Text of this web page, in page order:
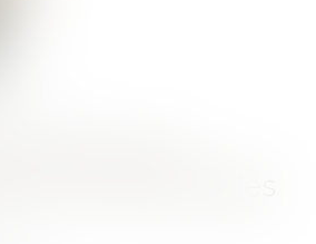
de fin
qui ? Selon quelles